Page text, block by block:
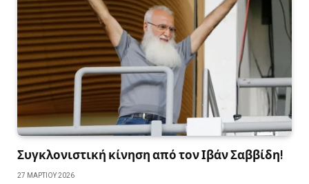
Συγκλονιστική κίνηση από τον Ιβάν Σαββίδη!
27 ΜΑΡΤΊΟΥ 2026